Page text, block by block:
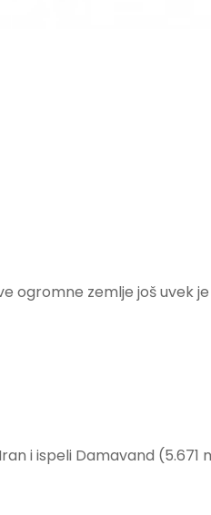
ogromne zemlje još uvek
i ispeli Damavand (5.671